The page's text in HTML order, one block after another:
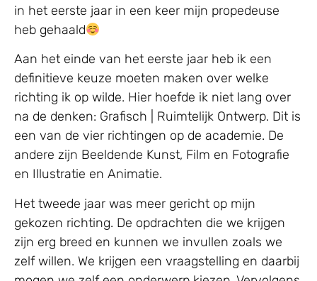
in het eerste jaar in een keer mijn propedeuse
heb gehaald
Aan het einde van het eerste jaar heb ik een
definitieve keuze moeten maken over welke
richting ik op wilde. Hier hoefde ik niet lang over
na de denken: Grafisch | Ruimtelijk Ontwerp. Dit is
een van de vier richtingen op de academie. De
andere zijn Beeldende Kunst, Film en Fotografie
en Illustratie en Animatie.
Het tweede jaar was meer gericht op mijn
gekozen richting. De opdrachten die we krijgen
zijn erg breed en kunnen we invullen zoals we
zelf willen. We krijgen een vraagstelling en daarbij